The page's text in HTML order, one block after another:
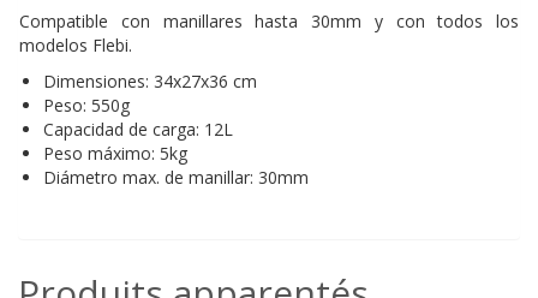
Compatible con manillares hasta 30mm y con todos los
modelos Flebi.
Dimensiones: 34x27x36 cm
Peso: 550g
Capacidad de carga: 12L
Peso máximo: 5kg
Diámetro max. de manillar: 30mm